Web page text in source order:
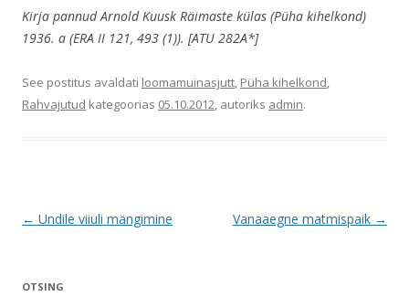
Kirja pannud Arnold Kuusk Räimaste külas (Püha kihelkond)
1936. a (ERA II 121, 493 (1)). [ATU 282A*]
See postitus avaldati loomamuinasjutt, Püha kihelkond,
Rahvajutud kategoorias 05.10.2012, autoriks admin.
Postituste
← Undile viiuli mängimine Vanaaegne matmispaik →
OTSING